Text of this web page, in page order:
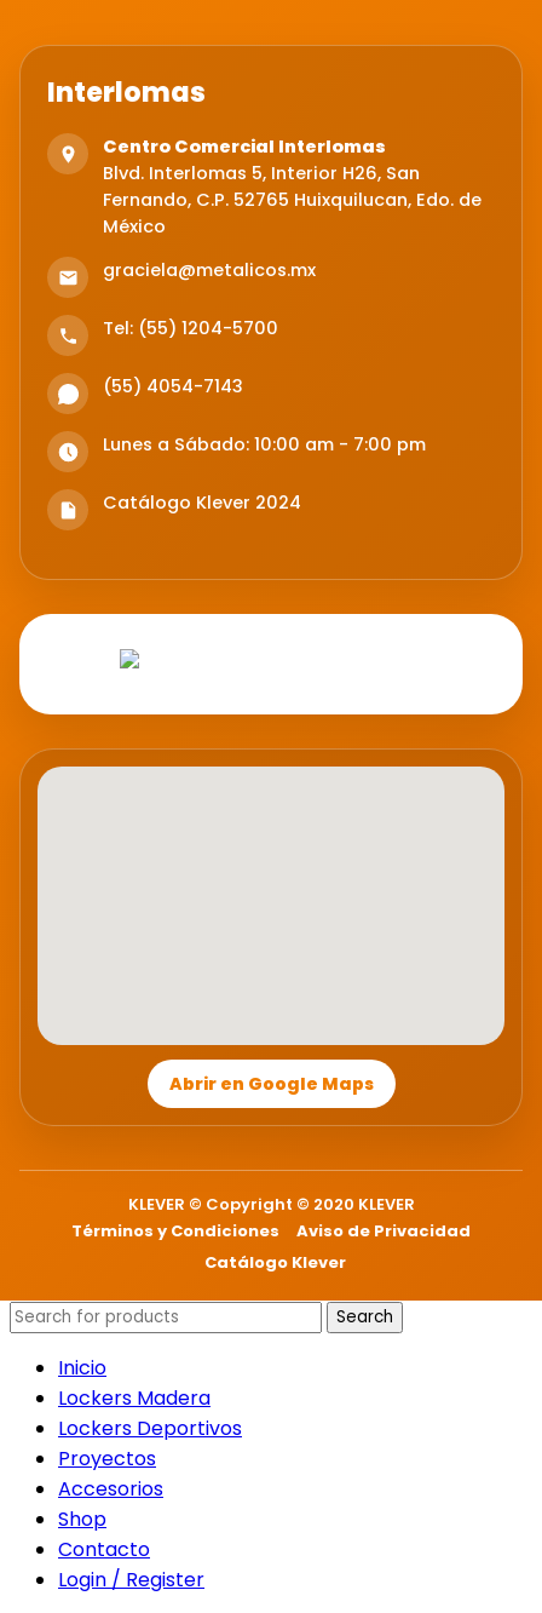
Interlomas
Centro Comercial Interlomas
Blvd. Interlomas 5, Interior H26, San
Fernando, C.P. 52765 Huixquilucan, Edo. de
México
graciela@metalicos.mx
Tel: (55) 1204-5700
(55) 4054-7143
Lunes a Sábado: 10:00 am - 7:00 pm
Catálogo Klever 2024
Abrir en Google Maps
KLEVER © Copyright © 2020 KLEVER
Términos y Condiciones
Aviso de Privacidad
Catálogo Klever
Search
Inicio
Lockers Madera
Lockers Deportivos
Proyectos
Accesorios
Shop
Contacto
Login / Register